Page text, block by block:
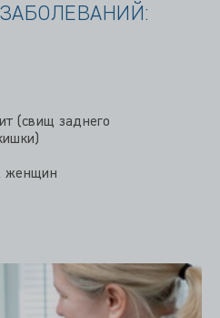
(свищ заднего
женщин